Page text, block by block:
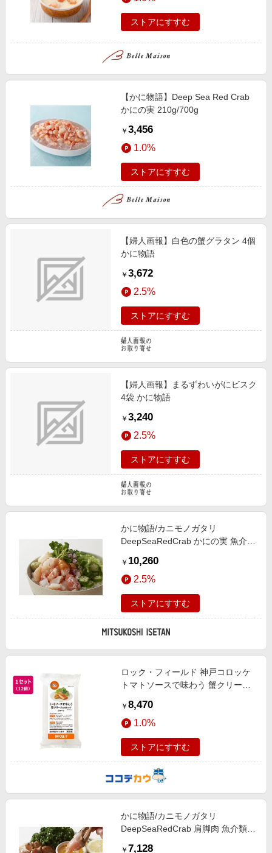
ストアにすすむ
【かに物語】Deep Sea Red Crab
かにの実 210g/700g
￥ 3,456
1.0%
ストアにすすむ
【婦人画報】白色の蟹グラタン 4個
かに物語
￥ 3,672
2.5%
ストアにすすむ
【婦人画報】まるずわいがにビスク
4袋 かに物語
￥ 3,240
2.5%
ストアにすすむ
かに物語/カニモノガタリ
DeepSeaRedCrab かにの実 魚介類
￥ 10,260
2.5%
ストアにすすむ
ロック・フィールド 神戸コロッケ
トマトソースで味わう 蟹クリーム
￥ 8,470
1.0%
ストアにすすむ
かに物語/カニモノガタリ
DeepSeaRedCrab 肩脚肉 魚介類
￥ 7,128